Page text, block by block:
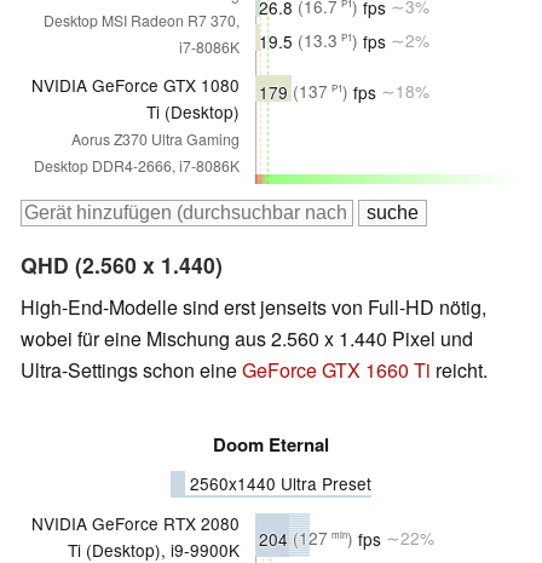
Desktop MSI Radeon R7 370,
i7-8086K
26.8 (16.7 ) fps ∼3%
19.5 (13.3 P1) fps ∼2%
NVIDIA GeForce GTX 1080
Ti (Desktop)
Aorus Z370 Ultra Gaming
Desktop DDR4-2666, i7-8086K
179 (137 P1) fps ∼18%
QHD (2.560 x 1.440)
High-End-Modelle sind erst jenseits von Full-HD nötig,
wobei für eine Mischung aus 2.560 x 1.440 Pixel und
Ultra-Settings schon eineGeForce GTX 1660 Ti reicht.
Doom Eternal
2560x1440 Ultra Preset
NVIDIA GeForce RTX 2080
Ti (Desktop), i9-9900K
204(127 min) fps ∼22%